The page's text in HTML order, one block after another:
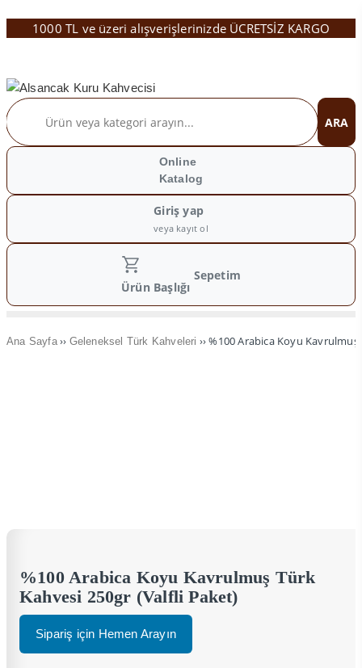
1000 TL ve üzeri alışverişlerinizde ÜCRETSİZ KARGO
ARA
Online
Katalog
Giriş yap
veya kayıt ol
Ürün Başlığı
Sepetim
Ana Sayfa›› Geleneksel Türk Kahveleri ›› %100 Arabica Koyu
%100 Arabica Koyu Kavrulmuş Türk
Kahvesi 250gr (Valfli Paket)
Sipariş için Hemen Arayın